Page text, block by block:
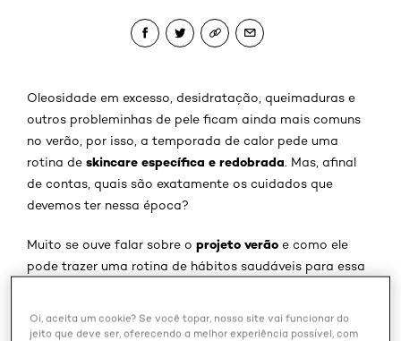
Oleosidade em excesso, desidratação, queimaduras e
outros probleminhas de pele ficam ainda mais comuns
no verão, por isso, a temporada de calor pede uma
rotina de skincare específica e redobrada. Mas, afinal
de contas, quais são exatamente os cuidados que
devemos ter nessa época?
Muito se ouve falar sobre o projeto verão e como ele
pode trazer uma rotina de hábitos saudáveis para essa
separamos as 7 melhores dicas para manter a saúde da
Oi, aceita um cookie? Se você topar, nosso site vai funcionar do
jeito que deve ser, oferecendo a melhor experiência possível, com